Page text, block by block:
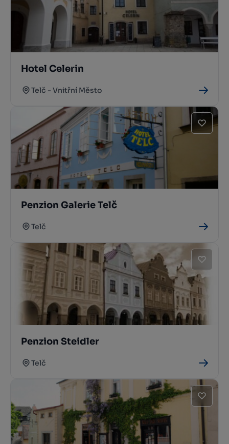
Hotel Celerin
Telč - Vnitřní Město
Penzion Galerie Telč
Telč
Penzion Steidler
Telč